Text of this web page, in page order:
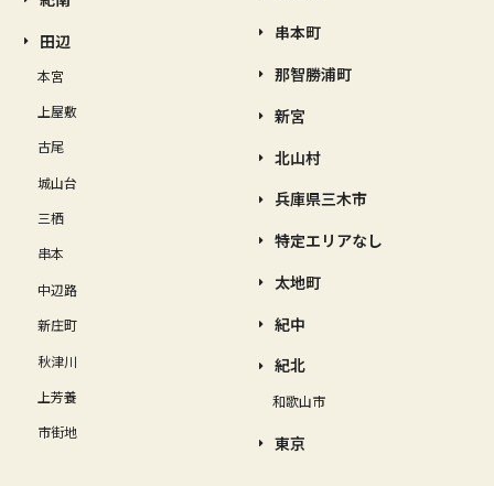
田辺
本宮
上屋敷
古尾
城山台
三栖
串本
中辺路
新庄町
秋津川
上芳養
市街地
串本町
那智勝浦町
新宮
北山村
兵庫県三木市
特定エリアなし
太地町
紀中
紀北
和歌山市
東京